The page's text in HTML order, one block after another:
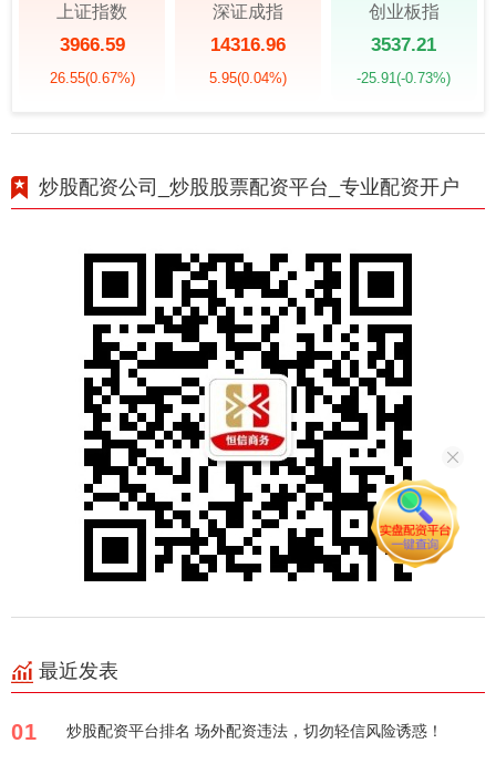
上证指数
3966.59
26.55(0.67%)
深证成指
14316.96
5.95(0.04%)
创业板指
3537.21
-25.91(-0.73%)
炒股配资公司_炒股股票配资平台_专业配资开户
最近发表
01 炒股配资平台排名 场外配资违法，切勿轻信风险诱惑！